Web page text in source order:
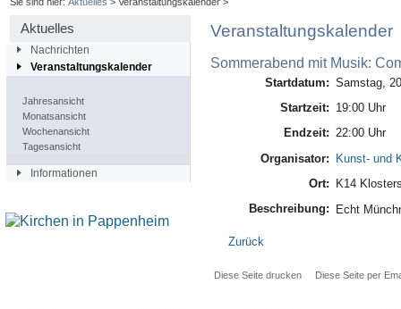
Sie sind hier: Aktuelles > Veranstaltungskalender >
Aktuelles
Nachrichten
Veranstaltungskalender
Jahresansicht
Monatsansicht
Wochenansicht
Tagesansicht
Informationen
Veranstaltungskalender
Sommerabend mit Musik:
Startdatum: Samstag,
Startzeit: 19:00 Uhr
Endzeit: 22:00 Uhr
Organisator: Kunst- und
Ort:
K14
Beschreibung:
Echt
Zurück
Diese Seite drucken Diese Seite per